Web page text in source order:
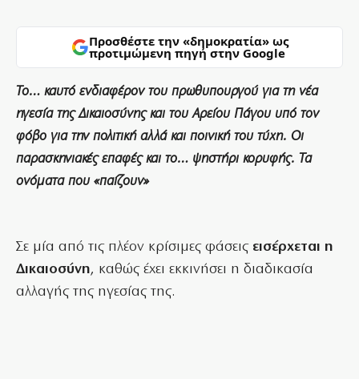
Προσθέστε την «δημοκρατία» ως
προτιμώμενη πηγή στην Google
Το… καυτό ενδιαφέρον του πρωθυπουργού για τη νέα
ηγεσία της Δικαιοσύνης και του Αρείου Πάγου υπό τον
φόβο για την πολιτική αλλά και ποινική του τύχη. Οι
παρασκηνιακές επαφές και το… ψηστήρι κορυφής. Τα
ονόματα που «παίζουν»
Σε μία από τις πλέον κρίσιμες φάσεις εισέρχεται η
Δικαιοσύνη, καθώς έχει εκκινήσει η διαδικασία
αλλαγής της ηγεσίας της.